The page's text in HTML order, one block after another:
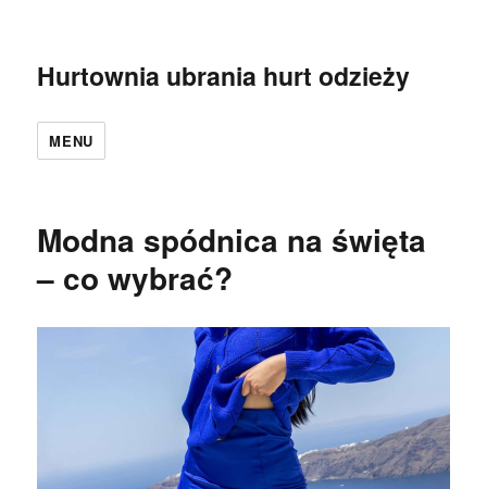
Hurtownia ubrania hurt odzieży
MENU
Modna spódnica na święta
– co wybrać?